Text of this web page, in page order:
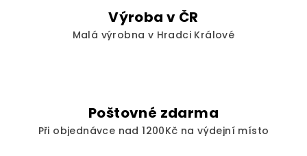
Výroba v ČR
Malá výrobna v Hradci Králové
Poštovné zdarma
Při objednávce nad 1200Kč na výdejní místo